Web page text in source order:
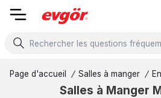
Page d'accueil / Salles à manger /
Salles à Manger